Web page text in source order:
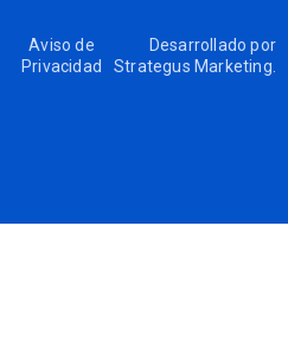
Aviso de
Privacidad
Desarrollado por
Strategus Marketing